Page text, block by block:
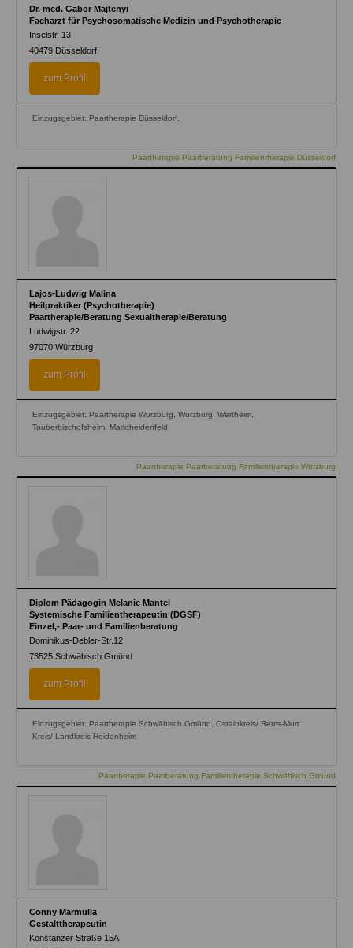
Dr. med. Gabor Majtenyi
Facharzt für Psychosomatische Medizin und Psychotherapie
Inselstr. 13
40479 Düsseldorf
zum Profil
Einzugsgebiet: Paartherapie Düsseldorf,
Paartherapie Paarberatung Familientherapie Düsseldorf
Lajos-Ludwig Malina
Heilpraktiker (Psychotherapie)
Paartherapie/Beratung Sexualtherapie/Beratung
Ludwigstr. 22
97070 Würzburg
zum Profil
Einzugsgebiet: Paartherapie Würzburg, Würzburg, Wertheim,
Tauberbischofsheim, Marktheidenfeld
Paartherapie Paarberatung Familientherapie Würzburg
Diplom Pädagogin Melanie Mantel
Systemische Familientherapeutin (DGSF)
Einzel,- Paar- und Familienberatung
Dominikus-Debler-Str.12
73525 Schwäbisch Gmünd
zum Profil
Einzugsgebiet: Paartherapie Schwäbisch Gmünd, Ostalbkreis/ Rems-Murr
Kreis/ Landkreis Heidenheim
Paartherapie Paarberatung Familientherapie Schwäbisch Gmünd
Conny Marmulla
Gestalttherapeutin
Konstanzer Straße 15A